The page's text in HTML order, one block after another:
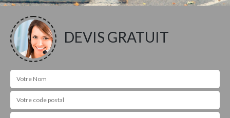
DEVIS GRATUIT